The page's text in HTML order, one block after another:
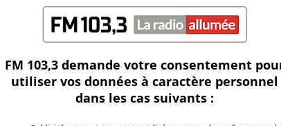
FM 103,3 demande votre consentement
utiliser vos données à caractère personnel
dans les cas suivants :